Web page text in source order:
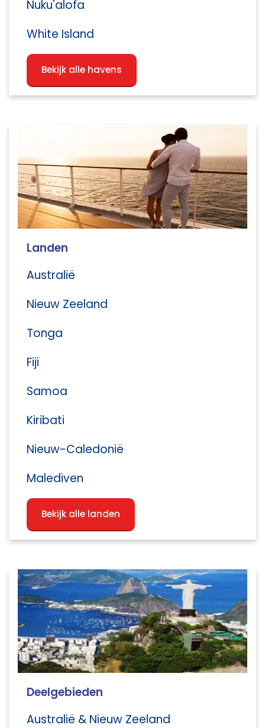
Nuku'alofa
White Island
Bekijk alle havens
Landen
Australië
Nieuw Zeeland
Tonga
Fiji
Samoa
Kiribati
Nieuw-Caledonië
Malediven
Bekijk alle landen
Deelgebieden
Australië & Nieuw Zeeland